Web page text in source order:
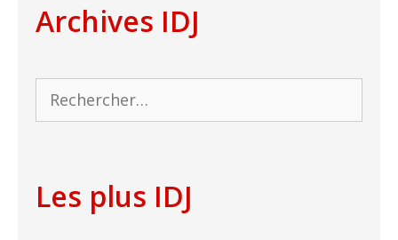
Archives IDJ
Rechercher :
Les plus IDJ